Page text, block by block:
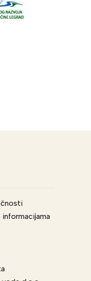
informacijama